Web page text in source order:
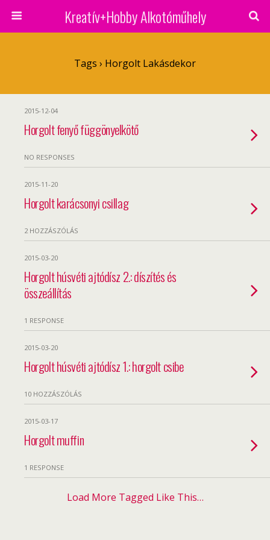
Kreatív+Hobby Alkotóműhely
Tags › Horgolt Lakásdekor
2015-12-04
Horgolt fenyő függönyelkötő
NO RESPONSES
2015-11-20
Horgolt karácsonyi csillag
2 HOZZÁSZÓLÁS
2015-03-20
Horgolt húsvéti ajtódísz 2.: díszítés és
összeállítás
1 RESPONSE
2015-03-20
Horgolt húsvéti ajtódísz 1.: horgolt csibe
10 HOZZÁSZÓLÁS
2015-03-17
Horgolt muffin
1 RESPONSE
Load More Tagged Like This…